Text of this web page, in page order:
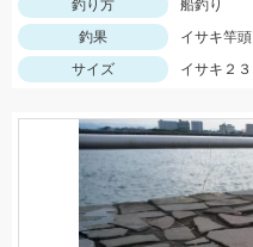
釣り方
船釣り
釣果
イサキ竿
サイズ
イサキ２